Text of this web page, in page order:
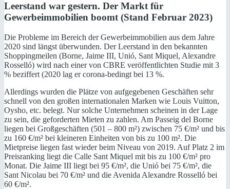
Leerstand war gestern. Der Markt für
Gewerbeimmobilien boomt (Stand Februar 2023)
Die Probleme im Bereich der Gewerbeimmobilien aus dem Jahre
2020 sind längst überwunden. Der Leerstand in den bekannten
Shoppingmeilen (Borne, Jaime III, Unió, Sant Miquel, Alexandre
Rosselló) wird nach einer von CBRE veröffentlichten Studie mit 3
% beziffert (2020 lag er corona-bedingt bei 13 %.
Allerdings wurden die Plätze von aufgegebenen Geschäften sehr
schnell von den großen internationalen Marken wie Louis Vuitton,
Oysho, etc. belegt. Nur solche Unternehmen scheinen in der Lage
zu sein, die geforderten Mieten zu zahlen. Am Passeig del Borne
liegen bei Großgeschäften (501 – 800 m²) zwischen 75 €/m² und bis
zu 160 €/m² bei kleineren Einheiten von bis zu 100 m². Die
Mietpreise liegen fast wieder beim Niveau von 2019. Auf Platz 2 im
Preisranking liegt die Calle Sant Miquel mit bis zu 100 €/m² pro
Monat. Die Jaime III liegt bei 95 €/m², die Unió bei 75 €/m², die
Sant Nicolau bei 70 €/m² und die Avenida Alexandre Rosselló bei
60 €/m².